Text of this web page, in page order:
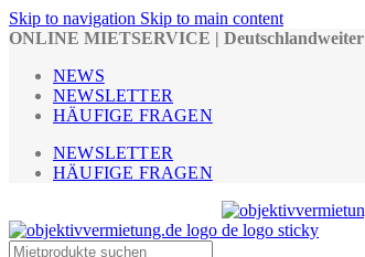
Skip to navigation Skip to main content
ONLINE MIETSERVICE | Deutschlandweiter
NEWS
NEWSLETTER
HÄUFIGE FRAGEN
NEWSLETTER
HÄUFIGE FRAGEN